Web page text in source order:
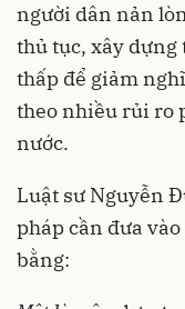
người dân nản
thủ tục, xây dựng
thấp để giảm
theo nhiều rủi ro
nước.
Luật sư Nguyễn
pháp cần đưa
bằng: